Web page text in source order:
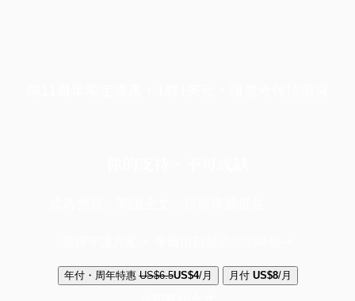
年付・周年特惠 US$6.5US$4/月 月付 US$8/月